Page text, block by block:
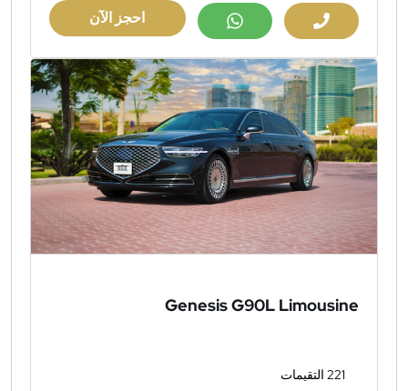
احجز الآن
Genesis G90L Limousine
221 التقيمات